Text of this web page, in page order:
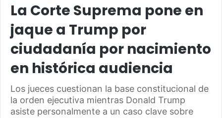
La Corte Suprema pone en
jaque a Trump por
ciudadanía por nacimiento
en histórica audiencia
Los jueces cuestionan la base constitucional de
la orden ejecutiva mientras Donald Trump
asiste personalmente a un caso clave sobre